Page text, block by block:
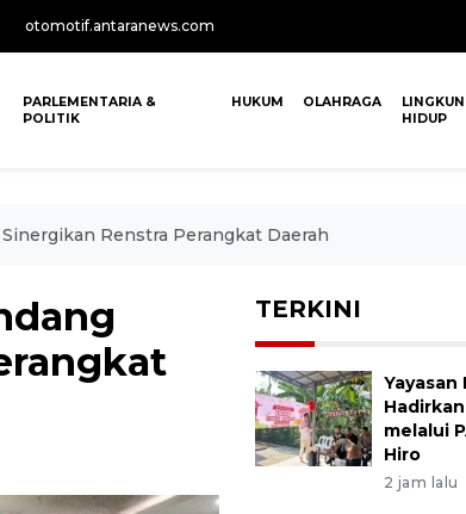
otomotif.antaranews.com
PARLEMENTARIA &
POLITIK
HUKUM OLAHRAGA
HIDUP
Renstra Perangkat Daerah
TERKINI
melalui
Hiro
2 jam lalu